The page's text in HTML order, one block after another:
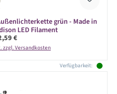
grün - Made in
LED Filament
Preis:
€
zzgl. Versandkosten
Verfügbarkeit: